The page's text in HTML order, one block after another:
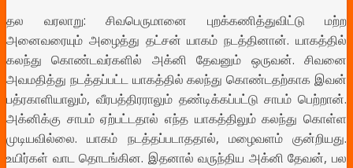
தல வரலாறு: சிவபெருமானை புறக்கணித்துவிட்டு மற்ற
அனைவரையும் அழைத்து தட்சன் யாகம் நடத்தினான். யாகத்தில்
கலந்து கொண்டவர்களில் அக்னி தேவனும் ஒருவன். சிவனை
அவமதித்து நடத்தப்பட்ட யாகத்தில் கலந்து கொண்டதற்காக இவன்
பத்ரகாளியாலும், வீரபத்திரராலும் தண்டிக்கப்பட்டு சாபம் பெற்றான்.
அக்னிக்கு சாபம் ஏற்பட்டதால் எந்த யாகத்திலும் கலந்து கொள்ள
முடியவில்லை. யாகம் நடத்தப்படாததால், மழைவளம் குன்றியது.
உயிர்கள் வாட தொடங்கின. இதனால் வருந்திய அக்னி தேவன், பல